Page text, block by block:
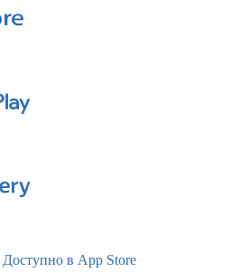
Доступно в App Store